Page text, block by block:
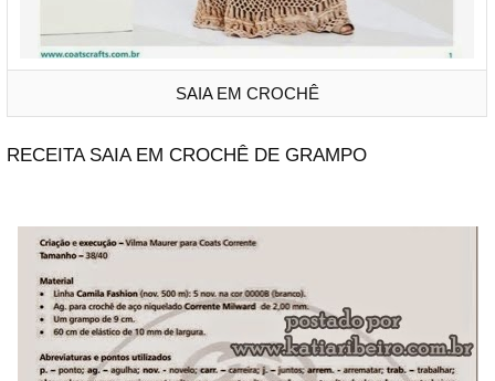
SAIA EM CROCHÊ
RECEITA SAIA EM CROCHÊ DE GRAMPO